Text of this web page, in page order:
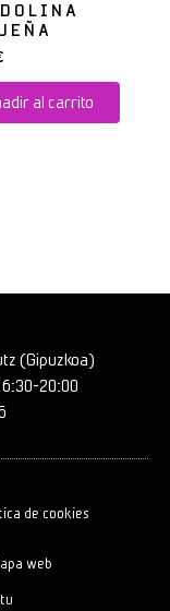
al carrito
20:00
(Gipuzkoa)
de cookies
web